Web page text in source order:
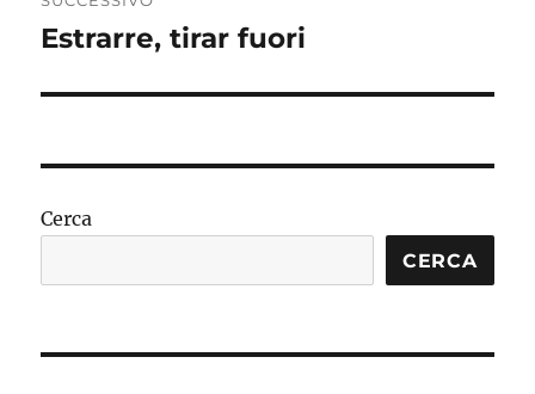
Articolo
Estrarre, tirar fuori
Cerca
CERCA